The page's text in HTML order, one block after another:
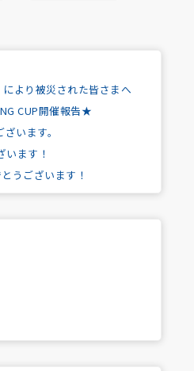
により被災された皆さまへ
CUP開催報告★
います。
ます！
うございます！